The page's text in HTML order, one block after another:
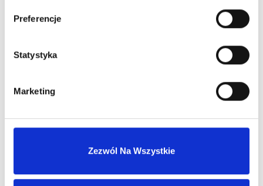
Preferencje
Statystyka
Marketing
Zezwól Na Wszystkie
RABANNE INVICTUS HOMME DEO STICK 75G
DEZODORANTY DLA MĘŻCZYZN